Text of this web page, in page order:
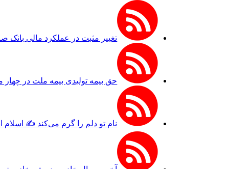
تغییر مثبت در عملکرد مالی بانک صادرات
حق بیمه تولیدی بیمه ملت در چهار ماه نخست امسال از ۱۴.۵ همت گذشت/
نام تو دلم را گرم می‌کند ✍️ اسلام